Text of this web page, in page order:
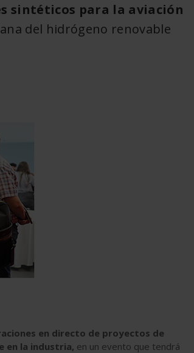
sintéticos para la aviación
del hidrógeno renovable
en directo de proyectos de
en la industria, en un evento que tendrá